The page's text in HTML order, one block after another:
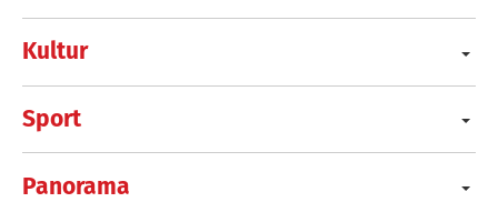
Kultur
Sport
Panorama